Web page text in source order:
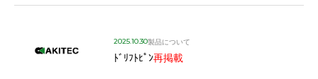
2025.10.30製品について
ﾄﾞﾘﾌﾄﾋﾟﾝ再掲載